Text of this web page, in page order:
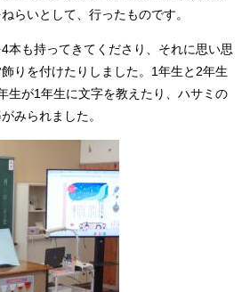
らいとして、行ったものです。
も持ってきてくださり、それに思い思
りを付けたりしました。1年生と2年生
生が1年生に文字を教えたり、ハサミの
みられました。